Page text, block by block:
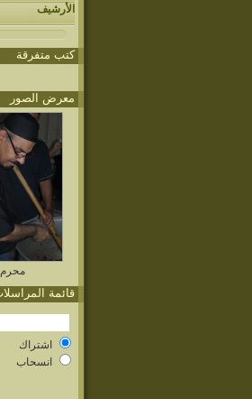
الأرشيف
كتب متفرقة
معرض الصور
محرم
قائمة
اشتراك
انسحاب